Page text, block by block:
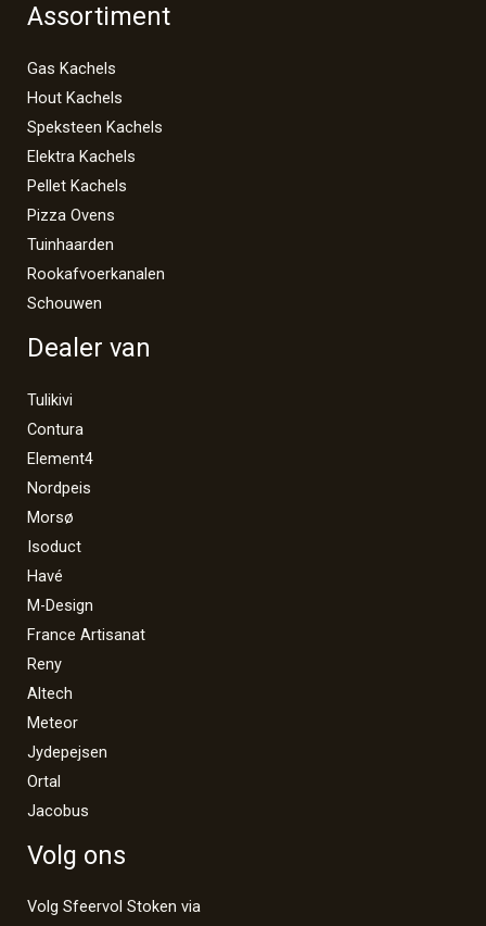
Assortiment
Gas Kachels
Hout Kachels
Speksteen Kachels
Elektra Kachels
Pellet Kachels
Pizza Ovens
Tuinhaarden
Rookafvoerkanalen
Schouwen
Dealer van
Tulikivi
Contura
Element4
Nordpeis
Morsø
Isoduct
Havé
M-Design
France Artisanat
Reny
Altech
Meteor
Jydepejsen
Ortal
Jacobus
Volg ons
Volg Sfeervol Stoken via